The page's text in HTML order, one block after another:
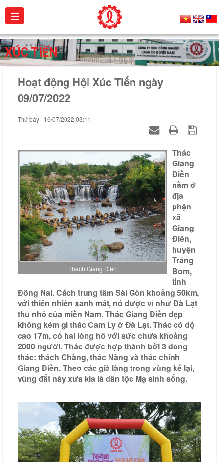
Giới
thiệu
Sản
phẩm
Dự
Hoạt
động
Catalogue
Chứng
chỉ
Liên
hệ
☰
XÚC TIẾN
Hoạt động Hội Xúc Tiến ngày
09/07/2022
Thứ bảy - 16/07/2022 03:11
Thách Giang Điền
Thác
Giang
Điền
nằm ở
địa
phận
xã
Giang
Điền,
huyện
Trảng
Bom,
tỉnh
Đồng Nai. Cách trung tâm Sài Gòn khoảng 50km,
với thiên nhiên xanh mát, nó được ví như Đà Lạt
thu nhỏ của miền Nam. Thác Giang Điền đẹp
không kém gì thác Cam Ly ở Đà Lạt. Thác có độ
cao 17m, có hai lòng hồ với sức chưa khoảng
2000 người. Thác được hợp thành bởi 3 dòng
thác: thách Chàng, thác Nàng và thác chính
Giang Điền. Theo các già làng trong vùng kể lại,
vùng đất này xưa kia là dân tộc Mạ sinh sống.